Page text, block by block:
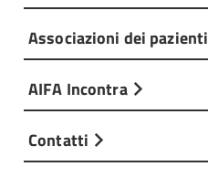
Associazioni dei pazienti
AIFA Incontra
Contatti